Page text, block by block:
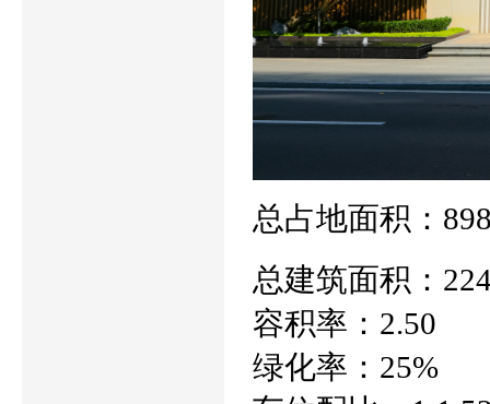
总占地面积：
总建筑面积：
容积率：2.50
绿化率：25%